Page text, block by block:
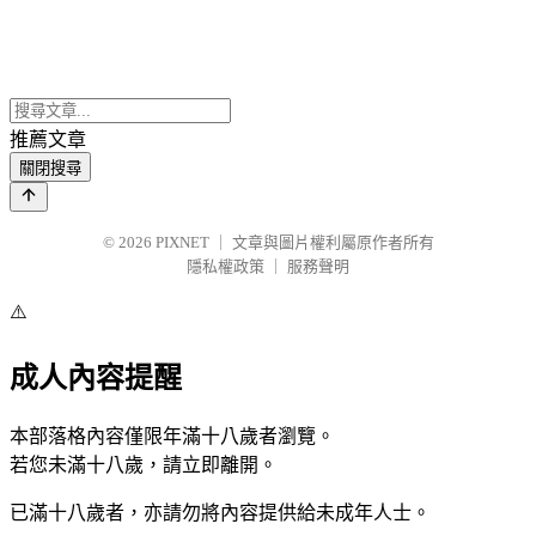
推薦文章
關閉搜尋
© 2026 PIXNET
文章與圖片權利屬原作者所有
隱私權政策
服務聲明
⚠️
成人內容提醒
本部落格內容僅限年滿十八歲者瀏覽。
若您未滿十八歲，請立即離開。
已滿十八歲者，亦請勿將內容提供給未成年人士。